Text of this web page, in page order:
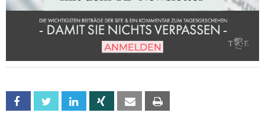
Facebook Twitter Linkedin Xing Email